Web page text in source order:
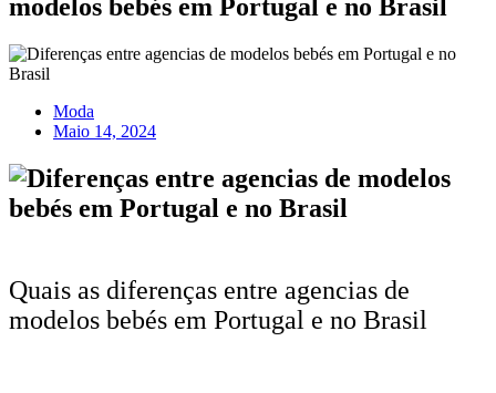
modelos bebés em Portugal e no Brasil
Moda
Maio 14, 2024
Quais as diferenças entre agencias de
modelos bebés em Portugal e no Brasil